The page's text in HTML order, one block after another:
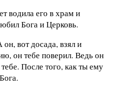
водила его в храм и
Бога и Церковь.
вот досада, взял и
он тебе поверил. Ведь он
После того, как ты ему